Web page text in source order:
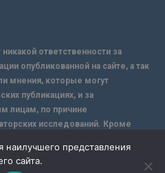
ответственности за
опубликованной на сайте, а так
мнения, которые могут
публикациях, и за
лицам, по причине
исследований. Кроме
не несет ответственности за
наилучшего представления
сайта.